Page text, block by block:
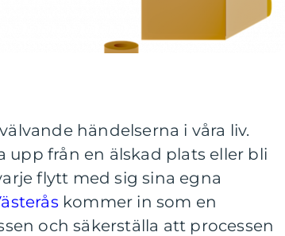
händelserna i våra liv.
från en älskad plats eller bli
flytt med sig sina egna
kommer in som en
och säkerställa att processen